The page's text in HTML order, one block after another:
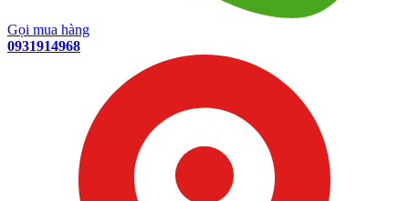
Gọi mua hàng
0931914968